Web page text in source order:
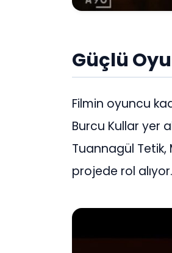
Güçlü
Filmin oyuncu
Burcu Kullar yer
Tuannagül Tetik,
projede rol alıyor.